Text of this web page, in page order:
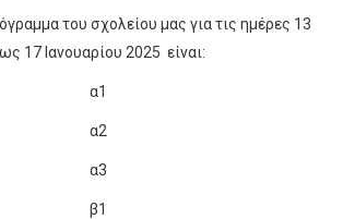
του σχολείου μας για τις ημέρες 13
17 Ιανουαρίου 2025 είναι:
α1
α2
α3
β1